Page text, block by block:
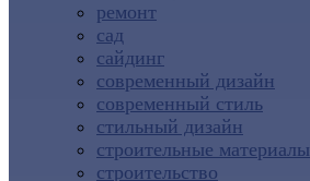
ремонт
сад
сайдинг
современный дизайн
современный стиль
стильный дизайн
строительные материалы
строительство